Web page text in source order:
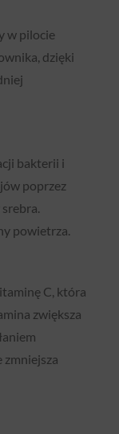
w pilocie
dzięki
bakterii i
poprzez
powietrza.
C, która
zwiększa
zmniejsza